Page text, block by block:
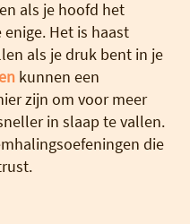
als je hoofd het
Het is haast
als je druk bent in je
kunnen een
zijn om voor meer
in slaap te vallen.
die